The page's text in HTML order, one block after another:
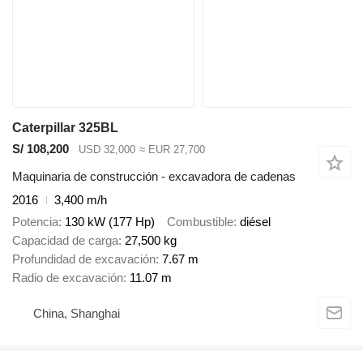
Caterpillar 325BL
S/ 108,200
USD 32,000 ≈ EUR 27,700
Maquinaria de construcción - excavadora de cadenas
2016
3,400 m/h
Potencia 130 kW (177 Hp) Combustible diésel
Capacidad de carga 27,500 kg
Profundidad de excavación 7.67 m
Radio de excavación 11.07 m
China, Shanghai